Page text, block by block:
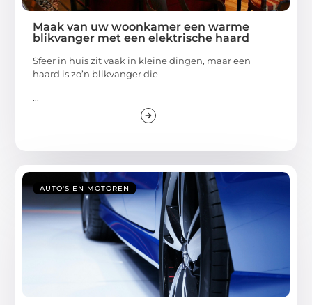
Maak van uw woonkamer een warme
blikvanger met een elektrische haard
Sfeer in huis zit vaak in kleine dingen, maar een
haard is zo’n blikvanger die
...
AUTO'S EN MOTOREN